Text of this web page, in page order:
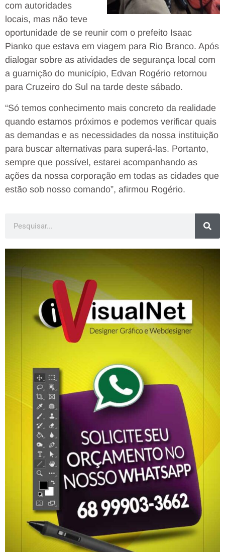
com autoridades
locais, mas não teve
oportunidade de se reunir com o prefeito Isaac
Pianko que estava em viagem para Rio Branco. Após
dialogar sobre as atividades de segurança local com
a guarnição do município, Edvan Rogério retornou
para Cruzeiro do Sul na tarde deste sábado.
“Só temos conhecimento mais concreto da realidade
quando estamos próximos e podemos verificar quais
as demandas e as necessidades da nossa instituição
para buscar alternativas para superá-las. Portanto,
sempre que possível, estarei acompanhando as
ações da nossa corporação em todas as cidades que
estão sob nosso comando”, afirmou Rogério.